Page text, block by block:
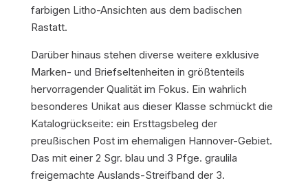
farbigen Litho-Ansichten aus dem badischen
Rastatt.
Darüber hinaus stehen diverse weitere exklusive
Marken- und Briefseltenheiten in größtenteils
hervorragender Qualität im Fokus. Ein wahrlich
besonderes Unikat aus dieser Klasse schmückt die
Katalogrückseite: ein Ersttagsbeleg der
preußischen Post im ehemaligen Hannover-Gebiet.
Das mit einer 2 Sgr. blau und 3 Pfge. graulila
freigemachte Auslands-Streifband der 3.